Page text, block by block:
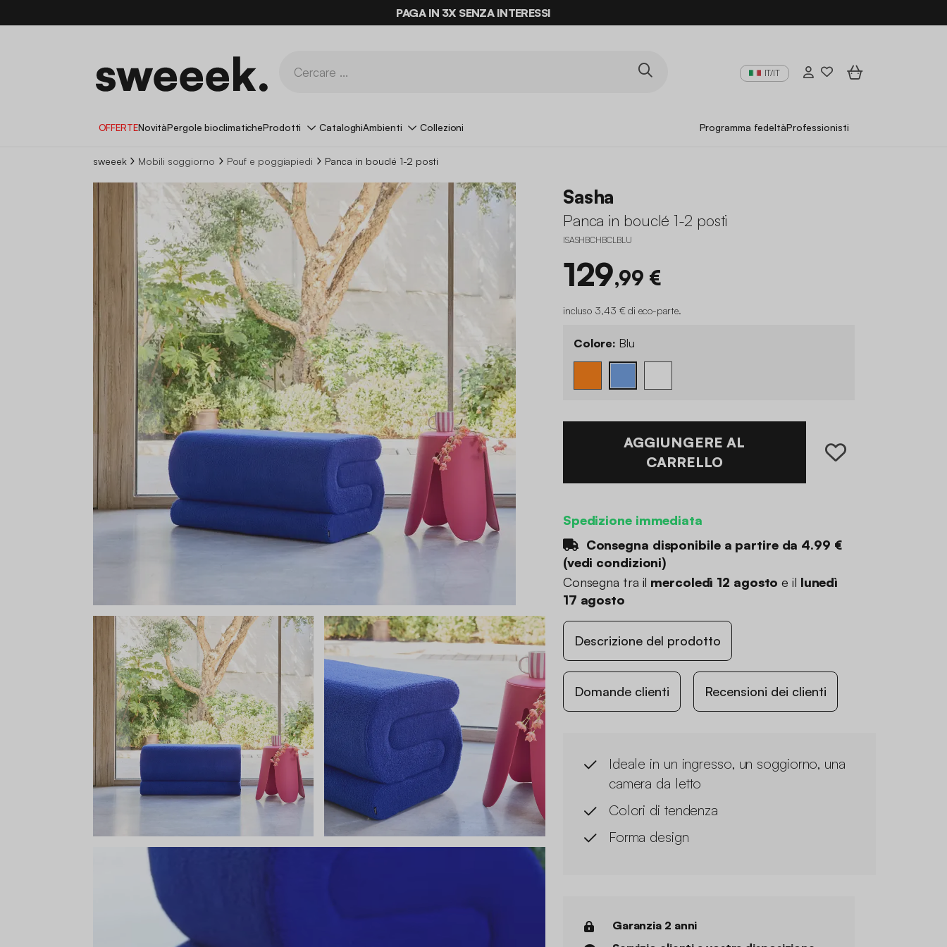
ULTIME OCCASIONI FINO AL -70%*
IT/IT
OFFERTENovitàPergole bioclimaticheProdotti CataloghiAmbienti Collezioni Programma fedeltàProfessionisti
sweeek Mobili soggiorno Pouf e poggiapiedi Panca in bouclé 1-2 posti
Sasha
Panca in bouclé 1-2 posti
ISASHBCHBCLBLU
129,99 €
incluso 3,43 € di eco-parte.
Colore: Blu
AGGIUNGERE AL
CARRELLO
Spedizione immediata
Consegna disponibile a partire da 4.99 €
(vedi condizioni)
Consegna tra il mercoledì 12 agosto e il lunedì
17 agosto
Descrizione del prodotto
Domande clienti Recensioni dei clienti
Ideale in un ingresso, un soggiorno, una
camera da letto
Colori di tendenza
Forma design
Garanzia 2 anni